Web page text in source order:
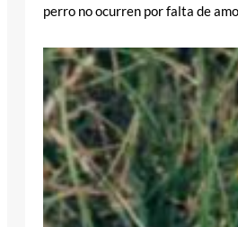
perro no ocurren por falta de